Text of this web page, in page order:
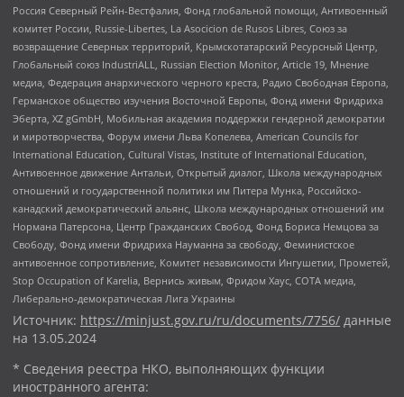
Россия Северный Рейн-Вестфалия, Фонд глобальной помощи, Антивоенный
комитет России, Russie-Libertes, La Asocicion de Rusos Libres, Союз за
возвращение Северных территорий, Крымскотатарский Ресурсный Центр,
Глобальный союз IndustriALL, Russian Election Monitor, Article 19, Мнение
медиа, Федерация анархического черного креста, Радио Свободная Европа,
Германское общество изучения Восточной Европы, Фонд имени Фридриха
Эберта, XZ gGmbH, Мобильная академия поддержки гендерной демократии
и миротворчества, Форум имени Льва Копелева, American Councils for
International Education, Cultural Vistas, Institute of International Education,
Антивоенное движение Антальи, Открытый диалог, Школа международных
отношений и государственной политики им Питера Мунка, Российско-
канадский демократический альянс, Школа международных отношений им
Нормана Патерсона, Центр Гражданских Свобод, Фонд Бориса Немцова за
Свободу, Фонд имени Фридриха Науманна за свободу, Феминистское
антивоенное сопротивление, Комитет независимости Ингушетии, Прометей,
Stop Occupation of Karelia, Вернись живым, Фридом Хаус, СОТА медиа,
Либерально-демократическая Лига Украины
Источник: https://minjust.gov.ru/ru/documents/7756/ данные
на 13.05.2024
* Сведения реестра НКО, выполняющих функции
иностранного агента: